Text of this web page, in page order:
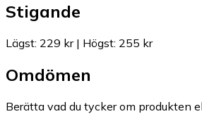
Stigande
Lägst: 229 kr| Högst: 255 kr
Omdömen
Berätta vad du tycker om produkten